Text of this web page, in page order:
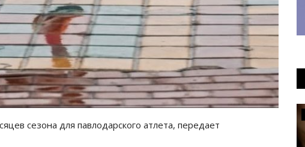
сезона для павлодарского атлета, передает